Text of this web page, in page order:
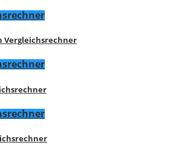
Vergleichsrechner